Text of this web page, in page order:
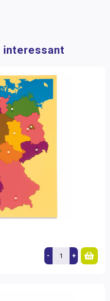
interessant
- +